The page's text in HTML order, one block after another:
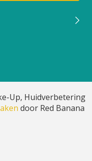
Up, Huidverbetering
door Red Banana